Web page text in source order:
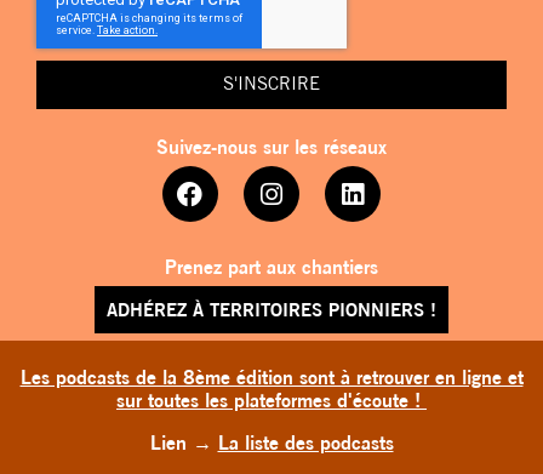
Les podcasts de la 8ème édition sont à retrouver en ligne et
sur toutes les plateformes d'écoute !
Lien → La liste des podcasts
S'INSCRIRE
Suivez-nous sur les réseaux
Prenez part aux chantiers
ADHÉREZ À TERRITOIRES PIONNIERS !
TERRITOIRES PIONNIERS © 2026